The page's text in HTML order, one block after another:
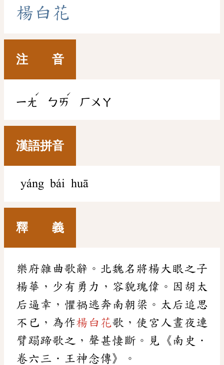
楊 白 花
注 音
ㄧㄤ
ˊ
ㄅㄞ
ˊ
ㄏㄨㄚ
漢語拼音
yáng bái huā
釋 義
樂府雜曲歌辭。北魏名將楊大眼之子
楊華，少有勇力，容貌瑰偉。因胡太
后逼幸，懼禍逃奔南朝梁。太后追思
不已，為作楊白花歌，使宮人晝夜連
臂蹋蹄歌之，聲甚悽斷。見《南史．
卷六三．王神念傳》。